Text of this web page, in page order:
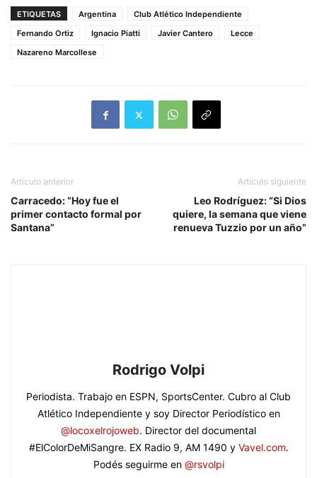
ETIQUETAS Argentina
Club Atlético Independiente
Fernando Ortiz
Ignacio Piatti Javier Cantero
Lecce
Nazareno Marcollese
Artículo anterior
Carracedo: “Hoy fue el
primer contacto formal por
Santana”
Artículo siguiente
Leo Rodríguez: “Si Dios
quiere, la semana que viene
renueva Tuzzio por un año”
Rodrigo Volpi
Periodista. Trabajo en ESPN, SportsCenter. Cubro al Club
Atlético Independiente y soy Director Periodístico en
@locoxelrojoweb. Director del documental
#ElColorDeMiSangre. EX Radio 9, AM 1490 y Vavel.com.
Podés seguirme en @rsvolpi